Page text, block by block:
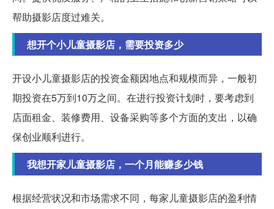
帮助摄影店度过难关。
想开个小儿童摄影店，需要投资多少
开设小儿童摄影店的投资金额因地点和规模而异，一般初
期投资在5万到10万之间。在进行投资计划时，要考虑到
店面租金、装修费用、设备采购等多个方面的支出，以确
保创业顺利进行。
我想开家儿童摄影店，一个月能赚多少钱
根据经营状况和市场需求不同，每家儿童摄影店的盈利情